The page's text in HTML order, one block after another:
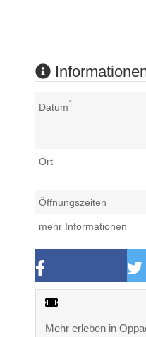
Datum1
Ort
Öffnungszeiten
mehr Informationen
Mehr erleben in